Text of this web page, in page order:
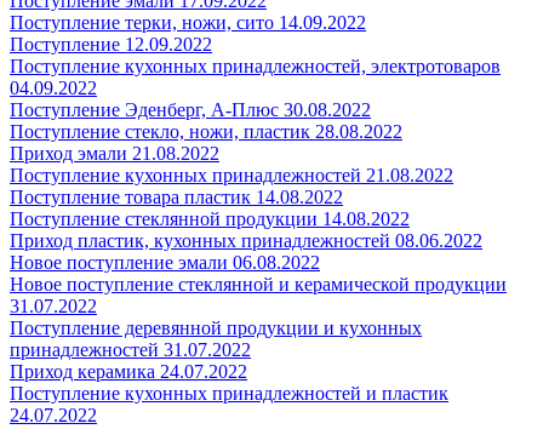
Поступление терки, ножи, сито 14.09.2022
Поступление 12.09.2022
Поступление кухонных принадлежностей, электротоваров
04.09.2022
Поступление Эденберг, А-Плюс 30.08.2022
Поступление стекло, ножи, пластик 28.08.2022
Приход эмали 21.08.2022
Поступление кухонных принадлежностей 21.08.2022
Поступление товара пластик 14.08.2022
Поступление стеклянной продукции 14.08.2022
Приход пластик, кухонных принадлежностей 08.06.2022
Новое поступление эмали 06.08.2022
Новое поступление стеклянной и керамической продукции
31.07.2022
Поступление деревянной продукции и кухонных
принадлежностей 31.07.2022
Приход керамика 24.07.2022
Поступление кухонных принадлежностей и пластик
24.07.2022